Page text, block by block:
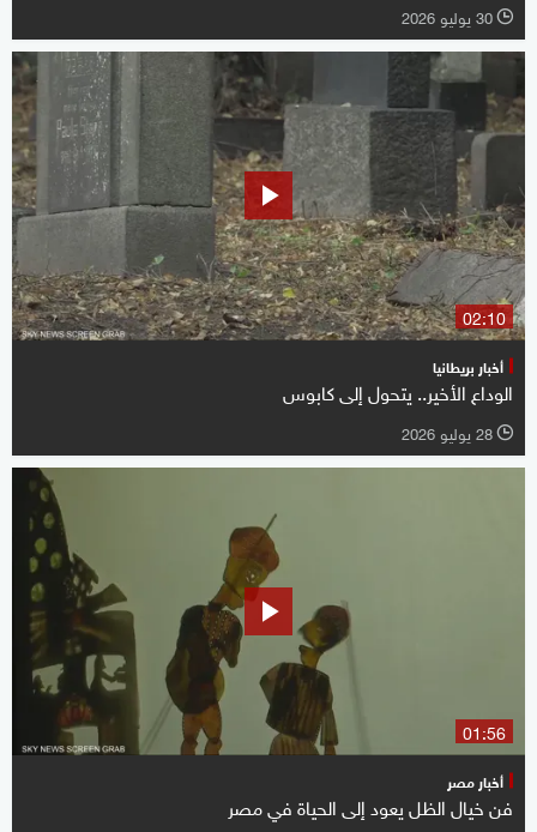
l 30 يوليو 2026
02:10
أخبار بريطانيا
الوداع الأخير.. يتحول إلى كابوس
l 28 يوليو 2026
01:56
أخبار مصر
فن خيال الظل يعود إلى الحياة في مصر